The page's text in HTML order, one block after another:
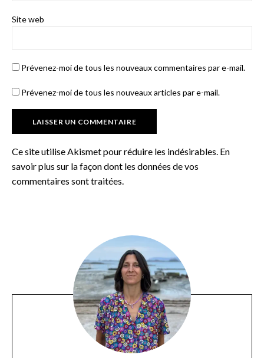
Site web
Prévenez-moi de tous les nouveaux commentaires par e-mail.
Prévenez-moi de tous les nouveaux articles par e-mail.
Ce site utilise Akismet pour réduire les indésirables. En
savoir plus sur la façon dont les données de vos
commentaires sont traitées.